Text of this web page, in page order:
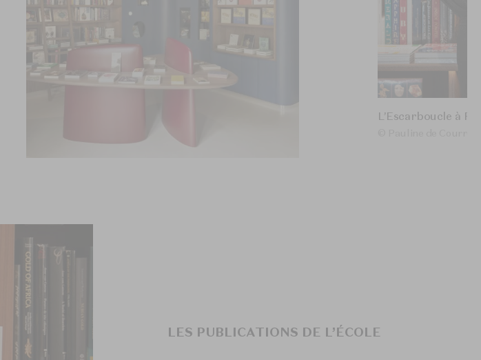
L’Escarboucle à
LES PUBLICATIONS DE L’ÉCOLE